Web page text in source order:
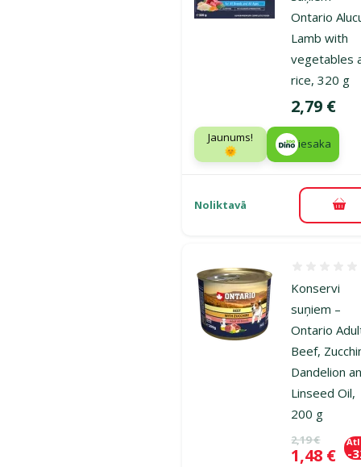
Ontario
Lamb with
vegetables
rice, 320 g
Cena
2,79 €
Jaunums!
🌞
iesaka
Noliktavā
Konservi
suņiem –
Ontario
Beef,
Dandelion
Linseed Oil,
200 g
Oriģinālā
2,19 €
Cena
1,48 € -